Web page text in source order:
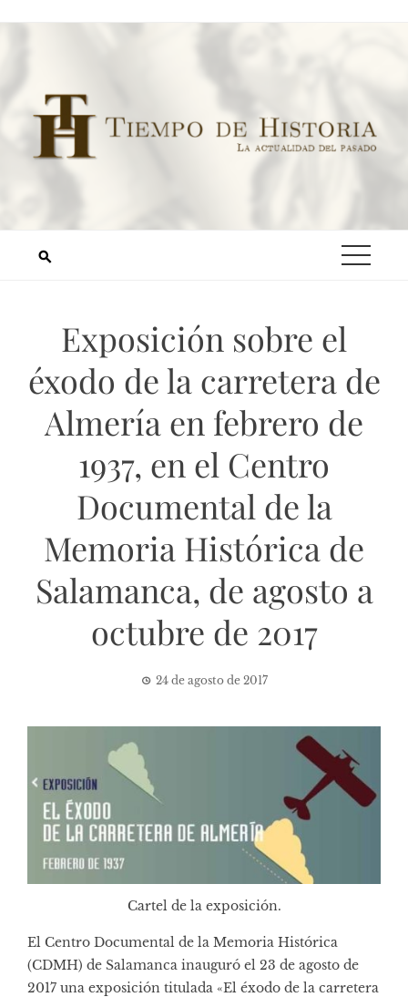
Exposición sobre el
éxodo de la carretera de
Almería en febrero de
1937, en el Centro
Documental de la
Memoria Histórica de
Salamanca, de agosto a
octubre de 2017
24 de agosto de 2017
Cartel de la exposición.
El Centro Documental de la Memoria Histórica
(CDMH) de Salamanca inauguró el 23 de agosto de
2017 una exposición titulada «El éxodo de la carretera